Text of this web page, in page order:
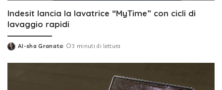
Indesit lancia la lavatrice “MyTime” con cicli di
lavaggio rapidi
Posted
AI-sha Granata 3 minuti di lettura